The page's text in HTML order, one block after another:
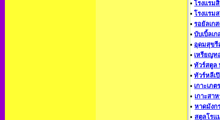
•โรงแรม
•โรงแรม
•รอยัลเก
•บับเบิ้ลเก
• อุดมสุขรี
• เหรียญท
•ทัวร์สตูล
•ทัวร์หลีเ
• เกาะเภ
• เกาะสา
• หาดมังก
• สตูลโรแ